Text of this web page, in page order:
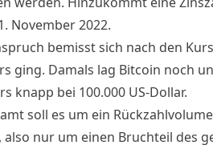
November 2022.
bemisst sich nach den
ging. Damals lag Bitcoin noch
knapp bei 100.000 US-Dollar.
soll es um ein
also nur um einen Bruchteil des